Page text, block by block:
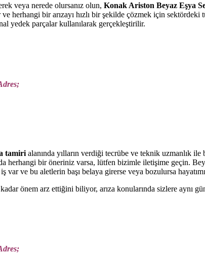
veya nerede olursanız olun, Konak Ariston Beyaz Eşya
herhangi bir arızayı hızlı bir şekilde çözmek için
yedek parçalar kullanılarak gerçekleştirilir.
tamiri alanında yılların verdiği tecrübe ve teknik uzmanlık ile
herhangi bir öneriniz varsa, lütfen bizimle iletişime geçin.
ve bu aletlerin başı belaya girerse veya bozulursa
önem arz ettiğini biliyor, arıza konularında sizlere aynı